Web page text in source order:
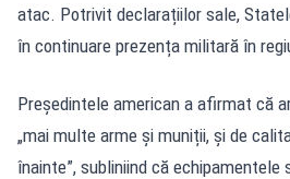
atac. Potrivit declarațiilor sale,
în continuare prezența militară în
Președintele american a afirmat că
„mai multe arme și muniții, și de
înainte”, subliniind că